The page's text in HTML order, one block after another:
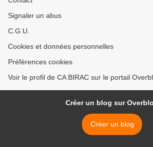
Signaler un abus
C.G.U.
Cookies et données personnelles
Préférences cookies
Voir le profil de CA BIRAC sur le portail
Créer un blog sur
Créer un blog